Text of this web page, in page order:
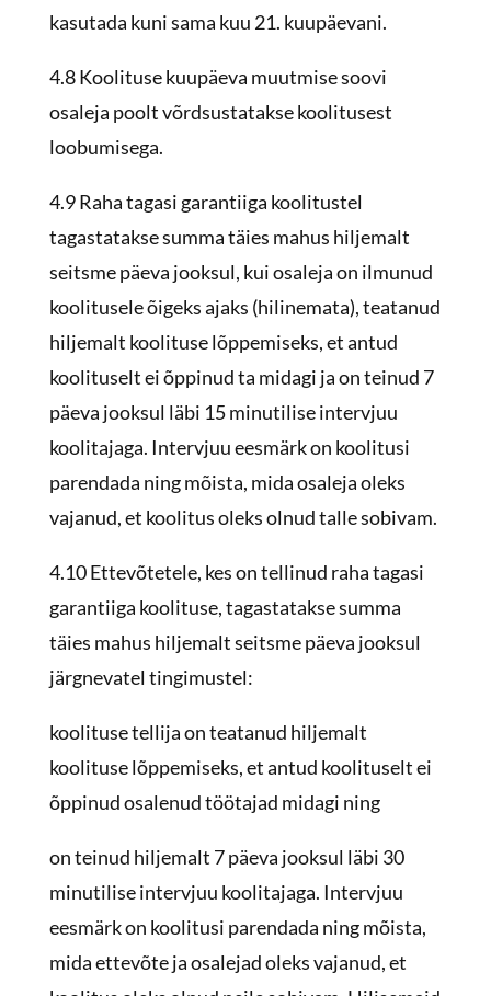
kasutada kuni sama kuu 21. kuupäevani.
4.8 Koolituse kuupäeva muutmise soovi
osaleja poolt võrdsustatakse koolitusest
loobumisega.
4.9 Raha tagasi garantiiga koolitustel
tagastatakse summa täies mahus hiljemalt
seitsme päeva jooksul, kui osaleja on ilmunud
koolitusele õigeks ajaks (hilinemata), teatanud
hiljemalt koolituse lõppemiseks, et antud
koolituselt ei õppinud ta midagi ja on teinud 7
päeva jooksul läbi 15 minutilise intervjuu
koolitajaga. Intervjuu eesmärk on koolitusi
parendada ning mõista, mida osaleja oleks
vajanud, et koolitus oleks olnud talle sobivam.
4.10 Ettevõtetele, kes on tellinud raha tagasi
garantiiga koolituse, tagastatakse summa
täies mahus hiljemalt seitsme päeva jooksul
järgnevatel tingimustel:
koolituse tellija on teatanud hiljemalt
koolituse lõppemiseks, et antud koolituselt ei
õppinud osalenud töötajad midagi ning
on teinud hiljemalt 7 päeva jooksul läbi 30
minutilise intervjuu koolitajaga. Intervjuu
eesmärk on koolitusi parendada ning mõista,
mida ettevõte ja osalejad oleks vajanud, et